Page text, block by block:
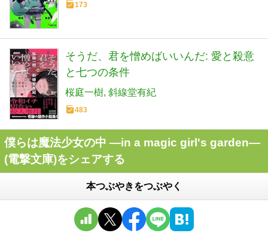
173
そうだ、君を憎めばいいんだ: 愛と殺意
と七つの条件
桜庭一樹 斜線堂有紀
483
僕らは魔法少女の中 ―in a magic girl's garden―
(電撃文庫)をシェアする
本つぶやきをつぶやく